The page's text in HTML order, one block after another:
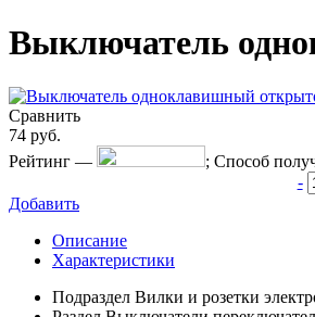
Выключатель
Сравнить
74 руб.
Рейтинг — ; Способ
-
Добавить
Описание
Характеристики
Подраздел Вилки и розетки